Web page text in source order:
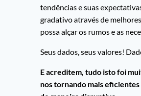
tendências e suas
gradativo através de
possa alçar os rumos e as
Seus dados, seus valores!
E acreditem, tudo isto foi
nos tornando mais